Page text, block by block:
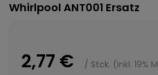
Whirlpool ANT001 Ersatz
2,77 € / Stck. (inkl. 19%